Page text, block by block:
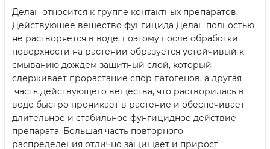
Делан относится к группе контактных препаратов.
Действующее вещество фунгицида Делан полностью
не растворяется в воде, поэтому после обработки
поверхности на растении образуется устойчивый к
смыванию дождем защитный слой, который
сдерживает прорастание спор патогенов, а другая
часть действующего вещества, что растворилась в
воде быстро проникает в растение и обеспечивает
длительное и стабильное фунгицидное действие
препарата. Большая часть повторного
распределения отлично защищает и прирост